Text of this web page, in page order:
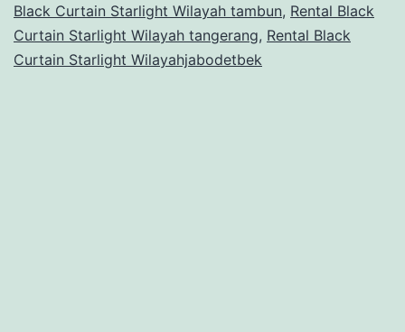
Black Curtain Starlight Wilayah tambun, Rental Black
Curtain Starlight Wilayah tangerang, Rental Black
Curtain Starlight Wilayahjabodetbek